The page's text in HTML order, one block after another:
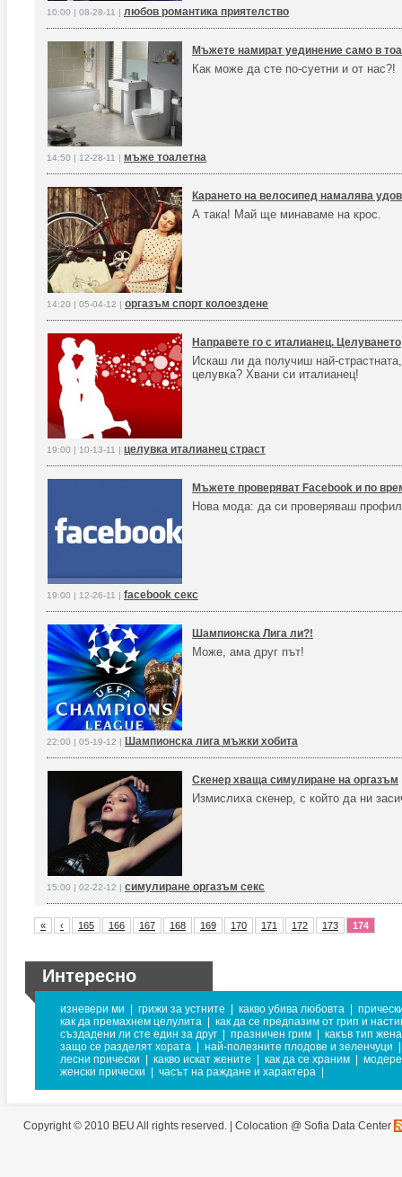
10:00 | 08-28-11 | любов романтика приятелство
Мъжете намират уединение само в
Как може да сте по-суетни и от нас?!
14:50 | 12-28-11 | мъже тоалетна
Карането на велосипед намалява
А така! Май ще минаваме на крос.
14:20 | 05-04-12 | оргазъм спорт колоездене
Направете го с италианец. Целуването
Искаш ли да получиш най-
целувка? Хвани си италианец!
19:00 | 10-13-11 | целувка италианец страст
Мъжете проверяват Facebook и по
Нова мода: да си проверяваш
19:00 | 12-26-11 | facebook секс
Шампионска Лига ли?!
Може, ама друг път!
22:00 | 05-19-12 | Шампионска лига мъжки хобита
Скенер хваща симулиране на оргазъм
Измислиха скенер, с който да ни
15:00 | 02-22-12 | симулиране оргазъм секс
« ‹ 165 166 167 168 169 170 171 172 173 174
Интересно
изневери ми грижи за устните какво убива любовта
как да премахнем целулита
как да се предпазим от грип и
създадени ли сте един за друг
празничен грим
какъв тип
защо се разделят хората
най-полезните плодове и зеленчуци
лесни прически
какво искат жените как да се храним
женски прически
часът на раждане и характера
Copyright © 2010 BEU All rights reserved. | Colocation @ Sofia Data Center